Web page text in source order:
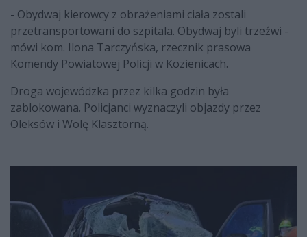
- Obydwaj kierowcy z obrażeniami ciała zostali
przetransportowani do szpitala. Obydwaj byli trzeźwi -
mówi kom. Ilona Tarczyńska, rzecznik prasowa
Komendy Powiatowej Policji w Kozienicach.
Droga wojewódzka przez kilka godzin była
zablokowana. Policjanci wyznaczyli objazdy przez
Oleksów i Wolę Klasztorną.